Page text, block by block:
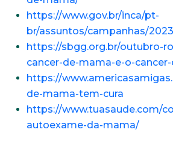
https://www.gov.br/inca/pt-
br/assuntos/campanhas/
https://sbgg.org.br/outubro-
cancer-de-mama-e-o-
https://
de-mama-tem-cura
https://www.tuasaude.com/
autoexame-da-mama/
Endereço
Bairro